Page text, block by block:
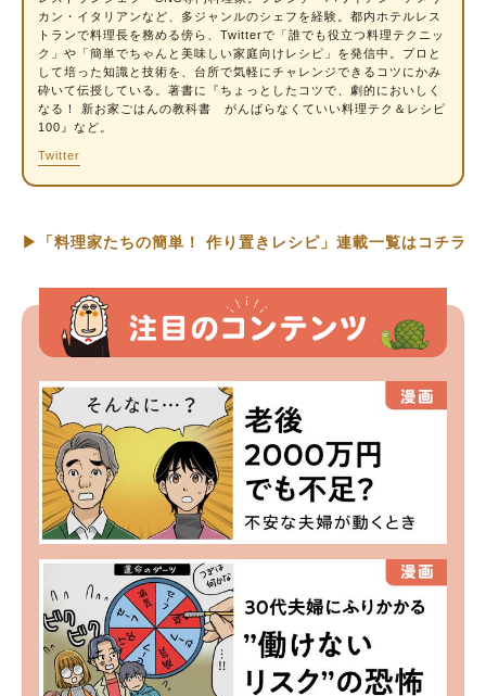
カン・イタリアンなど、多ジャンルのシェフを経験。都内ホテルレス
トランで料理長を務める傍ら、Twitterで「誰でも役立つ料理テクニッ
ク」や「簡単でちゃんと美味しい家庭向けレシピ」を発信中。プロと
して培った知識と技術を、台所で気軽にチャレンジできるコツにかみ
砕いて伝授している。著書に『ちょっとしたコツで、劇的においしく
なる！ 新お家ごはんの教科書 がんばらなくていい料理テク＆レシピ
100』など。
Twitter
▶「料理家たちの簡単！ 作り置きレシピ」連載一覧はコチラ